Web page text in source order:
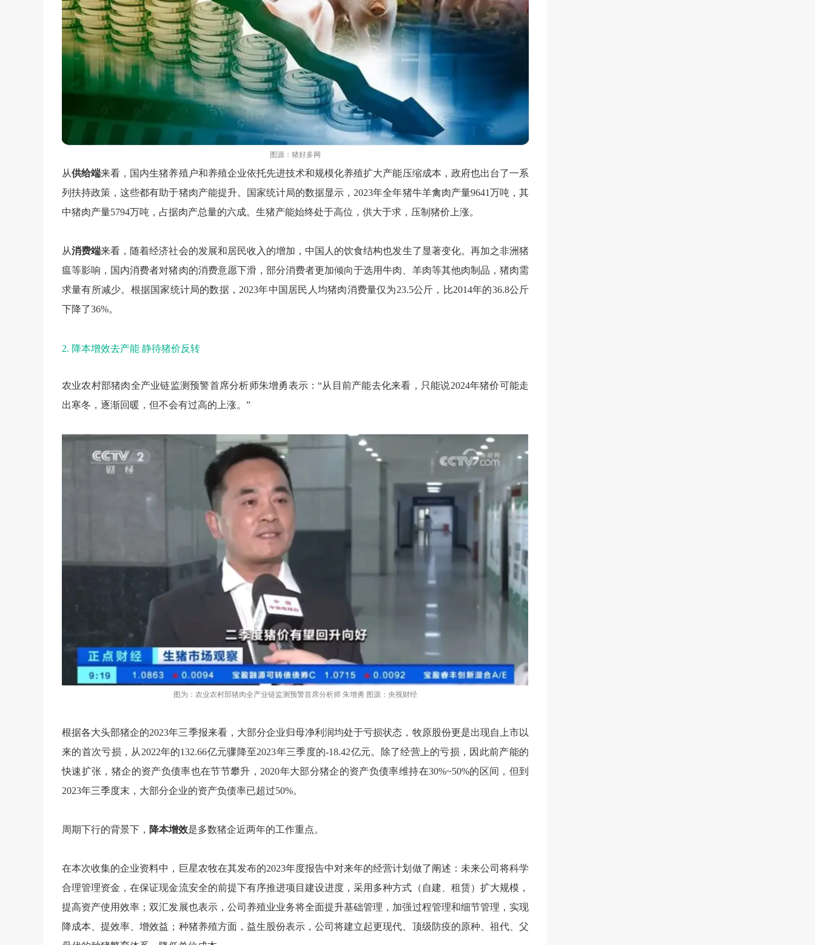
图源：猪好多网
从供给端来看，国内生猪养殖户和养殖企业依托先进技术和规模化养殖扩大产能压缩成本，政府也出台了一系
列扶持政策，这些都有助于猪肉产能提升。国家统计局的数据显示，2023年全年猪牛羊禽肉产量9641万吨，其
中猪肉产量5794万吨，占据肉产总量的六成。生猪产能始终处于高位，供大于求，压制猪价上涨。
从消费端来看，随着经济社会的发展和居民收入的增加，中国人的饮食结构也发生了显著变化。再加之非洲猪
瘟等影响，国内消费者对猪肉的消费意愿下滑，部分消费者更加倾向于选用牛肉、羊肉等其他肉制品，猪肉需
求量有所减少。根据国家统计局的数据，2023年中国居民人均猪肉消费量仅为23.5公斤，比2014年的36.8公斤
下降了36%。
2. 降本增效去产能 静待猪价反转
农业农村部猪肉全产业链监测预警首席分析师朱增勇表示：“从目前产能去化来看，只能说2024年猪价可能走
出寒冬，逐渐回暖，但不会有过高的上涨。”
图为：农业农村部猪肉全产业链监测预警首席分析师 朱增勇 图源：央视财经
根据各大头部猪企的2023年三季报来看，大部分企业归母净利润均处于亏损状态，牧原股份更是出现自上市以
来的首次亏损，从2022年的132.66亿元骤降至2023年三季度的-18.42亿元。除了经营上的亏损，因此前产能的
快速扩张，猪企的资产负债率也在节节攀升，2020年大部分猪企的资产负债率维持在30%~50%的区间，但到
2023年三季度末，大部分企业的资产负债率已超过50%。
周期下行的背景下， 降本增效是多数猪企近两年的工作重点。
在本次收集的企业资料中，巨星农牧在其发布的2023年度报告中对来年的经营计划做了阐述：未来公司将科学
合理管理资金，在保证现金流安全的前提下有序推进项目建设进度，采用多种方式（自建、租赁）扩大规模，
提高资产使用效率；双汇发展也表示，公司养殖业业务将全面提升基础管理，加强过程管理和细节管理，实现
降成本、提效率、增效益；种猪养殖方面，益生股份表示，公司将建立起更现代、顶级防疫的原种、祖代、父